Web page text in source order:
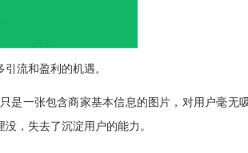
流和盈利的机遇。
是一张包含商家基本信息的图片，对用户毫无
没，失去了沉淀用户的能力。